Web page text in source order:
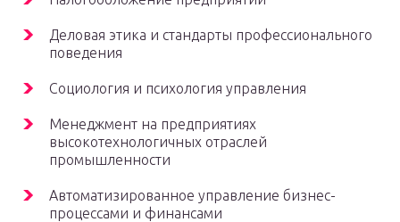
Деловая этика и стандарты профессионального
поведения
Социология и психология управления
Менеджмент на предприятиях
высокотехнологичных отраслей
промышленности
Автоматизированное управление бизнес-
процессами и финансами